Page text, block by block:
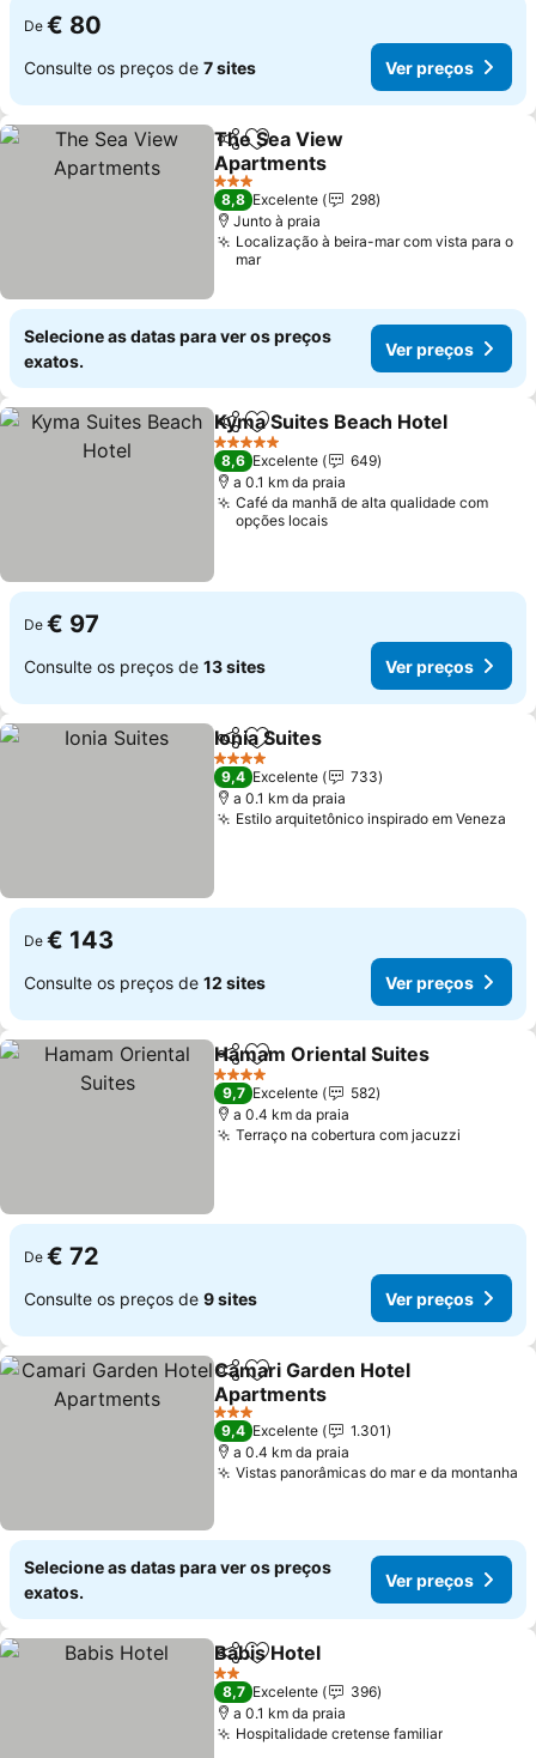
De € 80
Consulte os preços de 7 sites Ver preços
PartilharAdicionar aos favoritos
The Sea View
Apartments
Ver preços
3 Estrelas
8,8 Excelente
298
Junto à praia
Localização à beira-mar com vista para o
mar
Selecione as datas para ver os preços
exatos.
Ver preços
PartilharAdicionar aos favoritos
Kyma Suites Beach Hotel
5 Estrelas
8,6 Excelente
649
a 0.1 km da praia
Café da manhã de alta qualidade com
opções locais
De € 97
Consulte os preços de 13 sites Ver preços
PartilharAdicionar aos favoritos
Ionia Suites
4 Estrelas
9,4 Excelente
733
a 0.1 km da praia
Estilo arquitetônico inspirado em Veneza
De € 143
Consulte os preços de 12 sites Ver preços
PartilharAdicionar aos favoritos
Hamam Oriental Suites
4 Estrelas
9,7 Excelente
582
a 0.4 km da praia
Terraço na cobertura com jacuzzi
De € 72
Consulte os preços de 9 sites Ver preços
PartilharAdicionar aos favoritos
Camari Garden Hotel
Apartments
Ver preços
3 Estrelas
9,4 Excelente
1.301
a 0.4 km da praia
Vistas panorâmicas do mar e da montanha
Selecione as datas para ver os preços
exatos.
Ver preços
PartilharAdicionar aos favoritos
Babis Hotel
2 Estrelas
8,7 Excelente
396
a 0.1 km da praia
Hospitalidade cretense familiarVer